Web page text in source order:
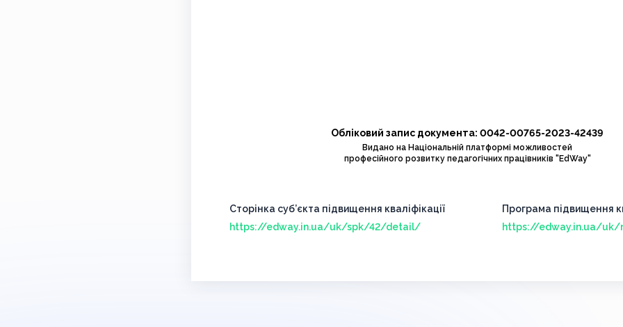
Обліковий запис документа: 0042-00765-2023-42439
Видано на Національній платформі можливостей
професійного розвитку педагогічних працівників "EdWay"
Сторінка суб’єкта підвищення кваліфікації
https://edway.in.ua/uk/spk/42/detail/
Програма підвищення
https://edway.in.ua/